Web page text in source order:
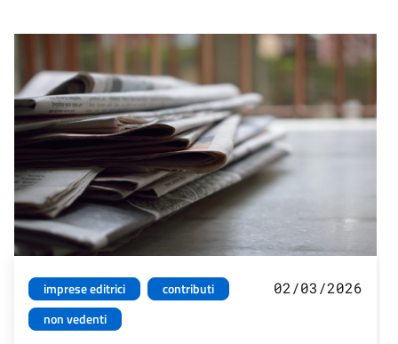
imprese editrici
contributi
non vedenti
02/03/2026